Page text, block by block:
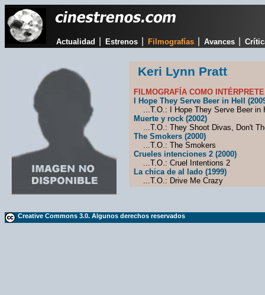
Actualidad Estrenos Filmografías Avances
Keri Lynn Pratt
FILMOGRAFÍA COMO
I Hope They Serve Beer in Hell
...T.O.: I Hope They Serve Beer in
Muerte y rock (2002)
...T.O.: They Shoot Divas, Don't
The Smokers (2000)
...T.O.: The Smokers
Crueles intenciones 2 (2000)
...T.O.: Cruel Intentions 2
La chica de al lado (1999)
...T.O.: Drive Me Crazy
Creative Commons 3.0. Algunos derechos reservados